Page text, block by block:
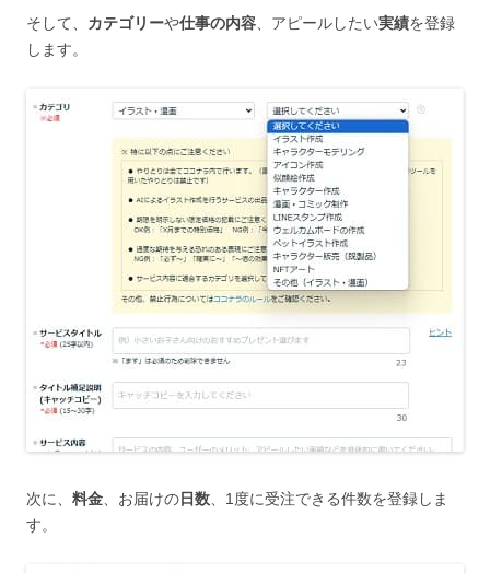
そして、 カテゴリーや仕事の内容、アピールしたい実績を登録
します。
次に、 料金、お届けの日数、1度に受注できる件数を登録しま
す。